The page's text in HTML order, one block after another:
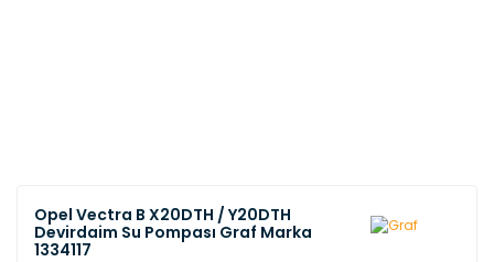
Opel Vectra B X20DTH / Y20DTH
Devirdaim Su Pompası Graf Marka
1334117